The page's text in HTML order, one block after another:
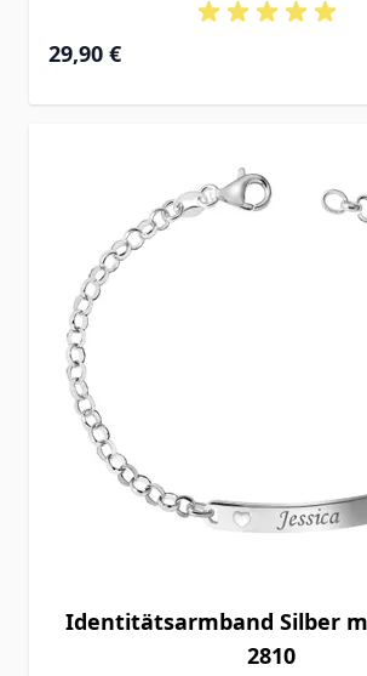
29,90 €
Identitätsarmband Silber
2810